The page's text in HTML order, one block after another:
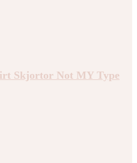
Skjortor Not MY Type